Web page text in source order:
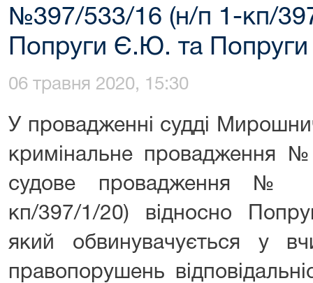
№397/533/16 (н/п 1-кп/
Попруги Є.Ю. та
06 травня 2020, 15:30
У провадженні судді
кримінальне провадження
судове провадження №
кп/397/1/20) відносно
який обвинувачується у
правопорушень